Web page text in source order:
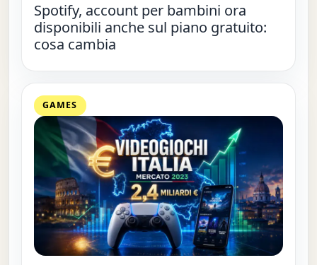
Spotify, account per bambini ora
disponibili anche sul piano gratuito:
cosa cambia
GAMES